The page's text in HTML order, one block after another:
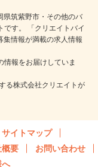
県筑紫野市・その他のバ
です。 「クリエイトバイ
集情報が満載の求人情報
情報をお届けしていま
る株式会社クリエイトが
サイトマップ
概要
お問い合わせ
へ